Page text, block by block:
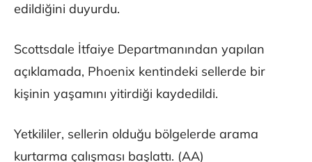
edildiğini duyurdu.
Scottsdale İtfaiye Departmanından yapılan
açıklamada, Phoenix kentindeki sellerde bir
kişinin yaşamını yitirdiği kaydedildi.
Yetkililer, sellerin olduğu bölgelerde arama
kurtarma çalışması başlattı. (AA)